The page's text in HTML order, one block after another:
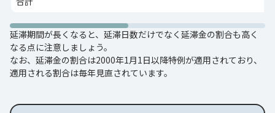
延滞期間が長くなると、延滞日数だけでなく延滞金の割合も高く
なる点に注意しましょう。
なお、延滞金の割合は2000年1月1日以降特例が適用されており、
適用される割合は毎年見直されています。